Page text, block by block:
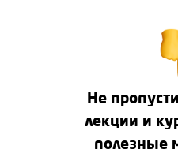
Не
лекции и
полезные